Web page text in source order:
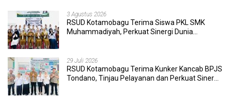
3 Agustus 2026
RSUD Kotamobagu Terima Siswa PKL SMK
Muhammadiyah, Perkuat Sinergi Dunia
29 Juli 2026
RSUD Kotamobagu Terima Kunker Kancab BPJS
Tondano, Tinjau Pelayanan dan Perkuat Sinergi